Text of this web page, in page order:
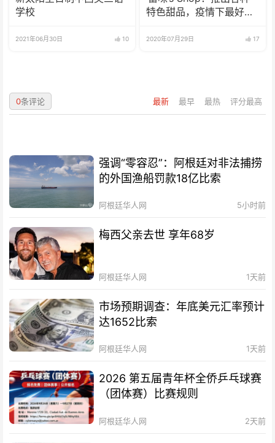
学校
2021年06月30日 10
特色甜品，疫情下最好的
2020年07月29日 17
最新 最早 最热 评分最高
0条评论
强调“零容忍”：阿根廷对非法捕捞
的外国渔船罚款18亿比索
阿根廷华人网 5小时前
梅西父亲去世 享年68岁
阿根廷华人网 1天前
市场预期调查：年底美元汇率预计
达1652比索
阿根廷华人网 1天前
2026 第五届青年杯全侨乒乓球赛
（团体赛）比赛规则
阿根廷华人网 2天前